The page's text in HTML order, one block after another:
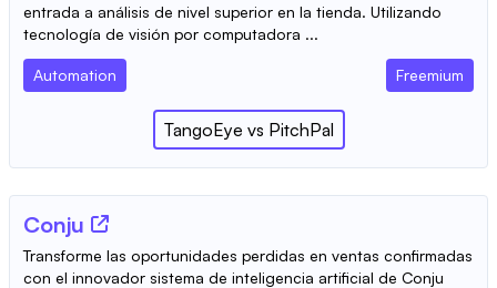
entrada a análisis de nivel superior en la tienda. Utilizando
tecnología de visión por computadora ...
Automation Freemium
TangoEye vs PitchPal
Conju
Transforme las oportunidades perdidas en ventas confirmadas
con el innovador sistema de inteligencia artificial de Conju